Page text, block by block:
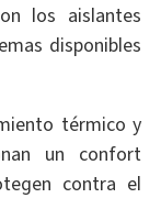
los aislantes
disponibles
térmico y
un confort
contra el